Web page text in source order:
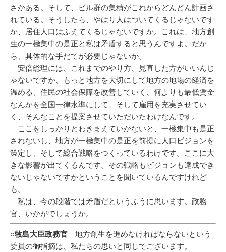
さかある。そして、ビル群の集積がこれからどんどん計画さ
れている。そうしたら、やはり人はついてくるじゃないです
か、居住人口はふえてくるじゃないですか。これは、地方創
生の一極集中の是正と私は矛盾すると思うんですよ。だか
ら、具体的な手だてが必要じゃないか。
安倍総理には、これまでのやり方、見直した方がいいんじ
ゃないですか、もっと地方を大切にして地方の地場の経済を
温める、住民の社会保障を改善していく、何よりも最低賃金
なんかを全国一律水準にして、そして雇用を充実させてい
く、そんなことを提案させていただいたわけなんです。
ここをしっかりとわきまえていかないと、一極集中も是正
されないし、地方が一極集中の是正を前提に人口ビジョンを
策定し、そして総合戦略をつくっているわけです。ここに大
きな影響が出てくるんです。その戦略もビジョンも達成でき
ないじゃないですかということを聞いているんですけれど
も。
私は、今の段階では矛盾だというふうに思います。政務
官、いかがでしょうか。
○牧島大臣政務官 地方創生を進めなければならないという
委員の御指摘は、私たちの思いと同じでございます。